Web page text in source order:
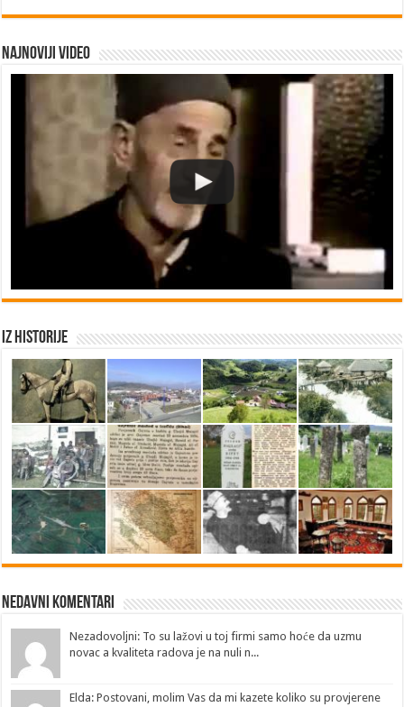
Najnoviji video
Iz historije
Nedavni Komentari
Nezadovoljni: To su lažovi u toj firmi samo hoće da uzmu
novac a kvaliteta radova je na nuli n...
Elda: Postovani, molim Vas da mi kazete koliko su provjerene